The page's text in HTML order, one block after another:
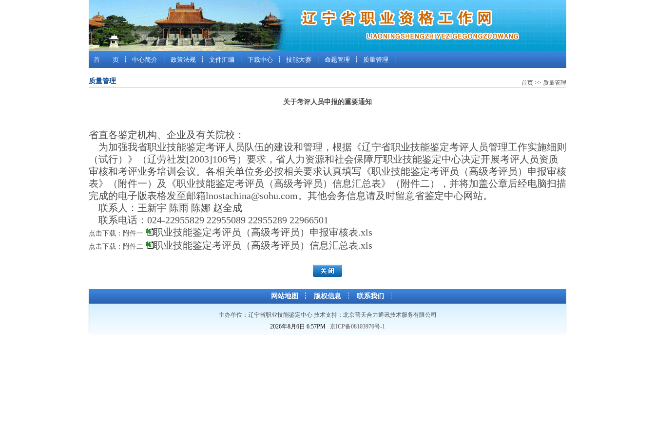
首 页 ┊ 中心简介 ┊ 政策法规 ┊ 文件汇编 ┊ 下载中心 ┊ 技能大赛 ┊ 命题管理 ┊ 质量管理 ┊
质量管理 首页 >> 质量管理
关于考评人员申报的重要通知
省直各鉴定机构、企业及有关院校：
为加强我省职业技能鉴定考评人员队伍的建设和管理，根据《辽宁省职业技能鉴定考评人员管理工作实施细则
（试行）》（辽劳社发[2003]106号）要求，省人力资源和社会保障厅职业技能鉴定中心决定开展考评人员资质
审核和考评业务培训会议。各相关单位务必按相关要求认真填写《职业技能鉴定考评员（高级考评员）申报审核
表》（附件一）及《职业技能鉴定考评员（高级考评员）信息汇总表》（附件二），并将加盖公章后经电脑扫描
完成的电子版表格发至邮箱lnostachina@sohu.com。其他会务信息请及时留意省鉴定中心网站。
联系人：王新宇 陈雨 陈娜 赵全成
联系电话：024-22955829 22955089 22955289 22966501
点击下载：附件一 职业技能鉴定考评员（高级考评员）申报审核表.xls
点击下载：附件二 职业技能鉴定考评员（高级考评员）信息汇总表.xls
网站地图 版权信息 联系我们
主办单位：辽宁省职业技能鉴定中心 技术支持： 北京普天合力通讯技术服务有限公司
2026年8月6日 6:57PM 京ICP备08103976号-1